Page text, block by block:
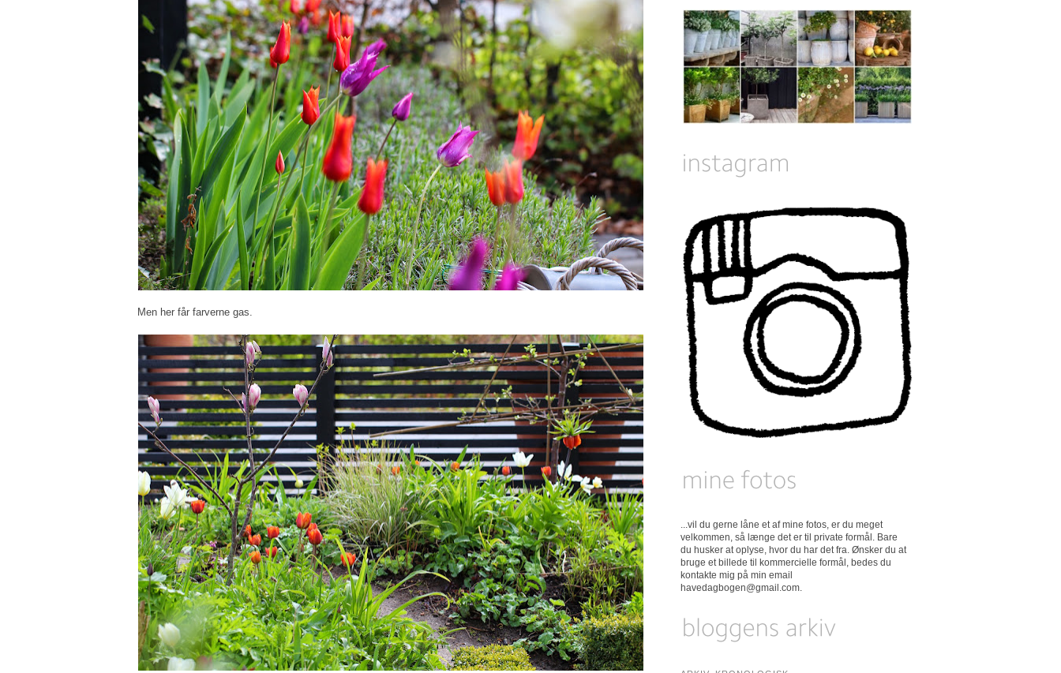
Men her får farverne gas.
...vil du gerne låne et af mine fotos, er du meget
velkommen, så længe det er til private formål. Bare
du husker at oplyse, hvor du har det fra. Ønsker du at
bruge et billede til kommercielle formål, bedes du
kontakte mig på min email
havedagbogen@gmail.com.